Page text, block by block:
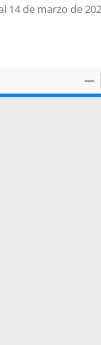
de marzo de